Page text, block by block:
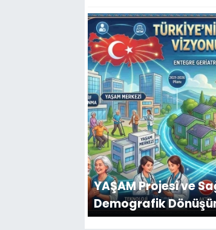
YAŞAM Projesi ve
Demografik
Hamlesi